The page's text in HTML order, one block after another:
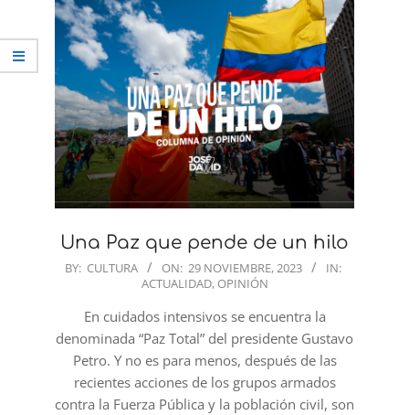
Una Paz que pende de un hilo
2023-
BY: CULTURA ON: 29 NOVIEMBRE, 2023
IN:
ACTUALIDAD, OPINIÓN
En cuidados intensivos se encuentra la
denominada “Paz Total” del presidente Gustavo
Petro. Y no es para menos, después de las
recientes acciones de los grupos armados
contra la Fuerza Pública y la población civil, son